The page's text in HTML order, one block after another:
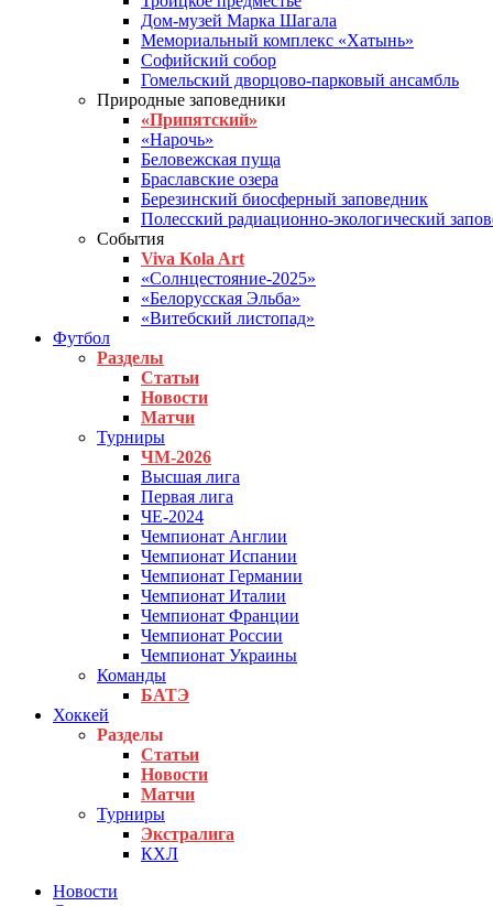
Дом-музей Марка Шагала
Мемориальный комплекс «Хатынь»
Софийский собор
Гомельский дворцово-парковый ансамбль
Природные заповедники
«Припятский»
«Нарочь»
Беловежская пуща
Браславские озера
Березинский биосферный заповедник
Полесский радиационно-экологический
События
Viva Kola Art
«Солнцестояние-2025»
«Белорусская Эльба»
«Витебский листопад»
Футбол
Разделы
Статьи
Новости
Матчи
Турниры
ЧМ-2026
Высшая лига
Первая лига
ЧЕ-2024
Чемпионат Англии
Чемпионат Испании
Чемпионат Германии
Чемпионат Италии
Чемпионат Франции
Чемпионат России
Чемпионат Украины
Команды
БАТЭ
Хоккей
Разделы
Статьи
Новости
Матчи
Турниры
Экстралига
КХЛ
Новости